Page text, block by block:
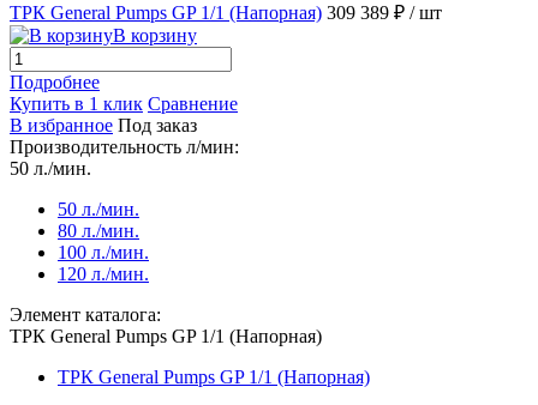
ТРК General Pumps GP 1/1 (Напорная) 309 389 ₽ / шт
В корзину
Подробнее
Купить в 1 клик Сравнение
В избранное Под заказ
Производительность л/мин:
50 л./мин.
50 л./мин.
80 л./мин.
100 л./мин.
120 л./мин.
Элемент каталога:
ТРК General Pumps GP 1/1 (Напорная)
ТРК General Pumps GP 1/1 (Напорная)